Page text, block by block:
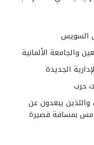
السويس
والجامعة الألمانية
الجديدة
حرب
واللذين يبعدون عن
بمسافة قصيرة